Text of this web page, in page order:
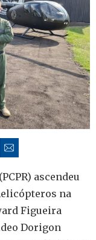
ascendeu
na
Figueira
Dorigon